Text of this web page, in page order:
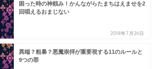
困った時の神頼み！かんながらたまちはえませを2
回唱えるおまじない
2018年7月26日
異端？粗暴？悪魔崇拝が重要視する11のルールと
9つの罪